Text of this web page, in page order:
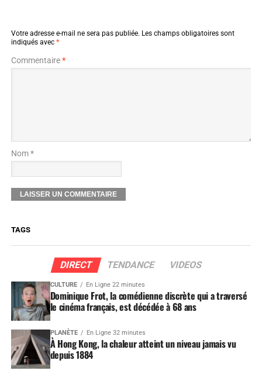
Votre adresse e-mail ne sera pas publiée. Les champs obligatoires sont
indiqués avec *
Commentaire*
Nom *
TAGS
DIRECT TENDANCE VIDEOS
CULTURE En Ligne 22 minutes
Dominique Frot, la comédienne discrète qui a traversé
le cinéma français, est décédée à 68 ans
PLANÈTE En Ligne 32 minutes
À Hong Kong, la chaleur atteint un niveau jamais vu
depuis 1884